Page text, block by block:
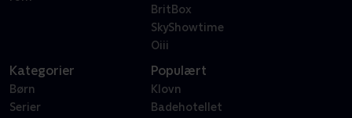
BritBox
SkyShowtime
Oiii
Kategorier
Børn
Serier
Populært
Klovn
Badehotellet